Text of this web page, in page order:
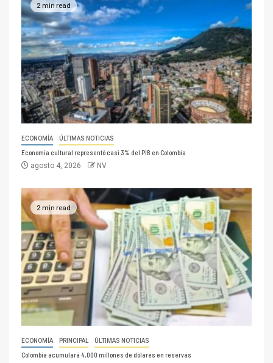
2 min read
ECONOMÍA ÚLTIMAS NOTICIAS
Economía cultural representó casi 3% del PIB en Colombia
agosto 4, 2026 NV
2 min read
ECONOMÍA PRINCIPAL ÚLTIMAS NOTICIAS
Colombia acumulará 4,000 millones de dólares en reservas